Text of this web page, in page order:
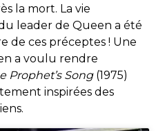
la mort. La vie
leader de Queen a été
de ces préceptes ! Une
a voulu rendre
Prophet’s Song(1975)
inspirées des